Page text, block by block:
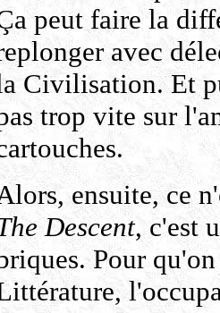
peut faire la
avec
Civilisation. Et
trop vite sur
ensuite, ce
Descent, c'est
Pour